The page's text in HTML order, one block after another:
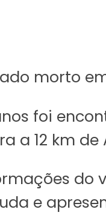
morto
foi
a 12 km
do
e